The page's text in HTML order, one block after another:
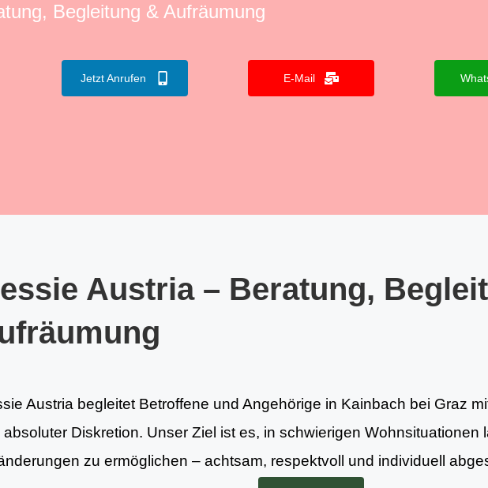
Begleitung & Aufräumung
Jetzt Anrufen E-Mail
Austria – Beratung,
Austria begleitet Betroffene und Angehörige in Kainbach bei Graz
absoluter Diskretion. Unser Ziel ist es, in schwierigen Wohnsituationen
zu ermöglichen – achtsam, respektvoll und individuell